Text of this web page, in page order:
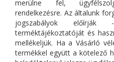
merülne fel,
rendelkezésre. Az általunk
jogszabályok
terméktájékoztatóját és
mellékeljük. Ha a Vásárló
termékkel együtt a kötelező